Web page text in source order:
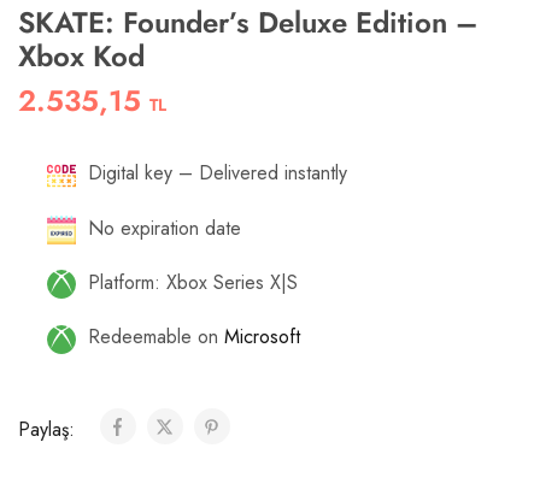
SKATE: Founder’s Deluxe Edition –
Xbox Kod
2.535,15 TL
Digital key – Delivered instantly
No expiration date
Platform: Xbox Series X|S
Redeemable on Microsoft
Paylaş: